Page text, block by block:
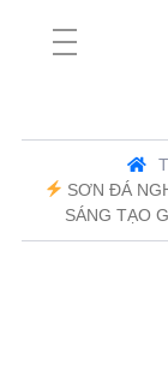
SƠN ĐÁ
SÁNG TẠO